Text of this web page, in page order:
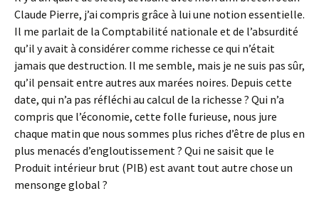
Claude Pierre, j’ai compris grâce à lui une notion essentielle.
Il me parlait de la Comptabilité nationale et de l’absurdité
qu’il y avait à considérer comme richesse ce qui n’était
jamais que destruction. Il me semble, mais je ne suis pas sûr,
qu’il pensait entre autres aux marées noires. Depuis cette
date, qui n’a pas réfléchi au calcul de la richesse ? Qui n’a
compris que l’économie, cette folle furieuse, nous jure
chaque matin que nous sommes plus riches d’être de plus en
plus menacés d’engloutissement ? Qui ne saisit que le
Produit intérieur brut (PIB) est avant tout autre chose un
mensonge global ?